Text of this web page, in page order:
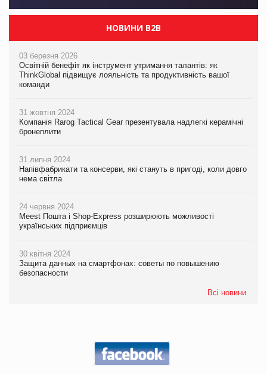
НОВИНИ B2B
03 березня 2026
Освітній бенефіт як інструмент утримання талантів: як
ThinkGlobal підвищує лояльність та продуктивність вашої
команди
31 жовтня 2024
Компанія Rarog Tactical Gear презентувала надлегкі керамічні
бронеплити
31 липня 2024
Напівфабрикати та консерви, які стануть в пригоді, коли довго
нема світла
24 червня 2024
Meest Пошта і Shop-Express розширюють можливості
українських підприємців
30 квітня 2024
Защита данных на смартфонах: советы по повышению
безопасности
Всі новини